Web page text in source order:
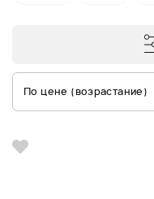
По цене (возрастание)